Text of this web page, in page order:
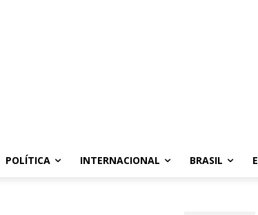
POLÍTICA INTERNACIONAL BRASIL